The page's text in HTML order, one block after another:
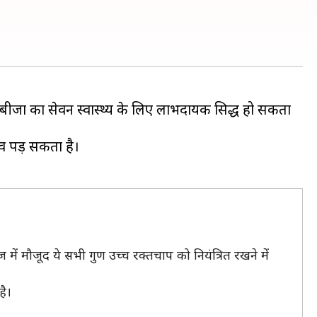
का सेवन स्वास्थ्य के लिए लाभदायक सिद्ध हो सकता
पड़ सकता है।
में मौजूद ये सभी गुण उच्च रक्तचाप को नियंत्रित रखने में